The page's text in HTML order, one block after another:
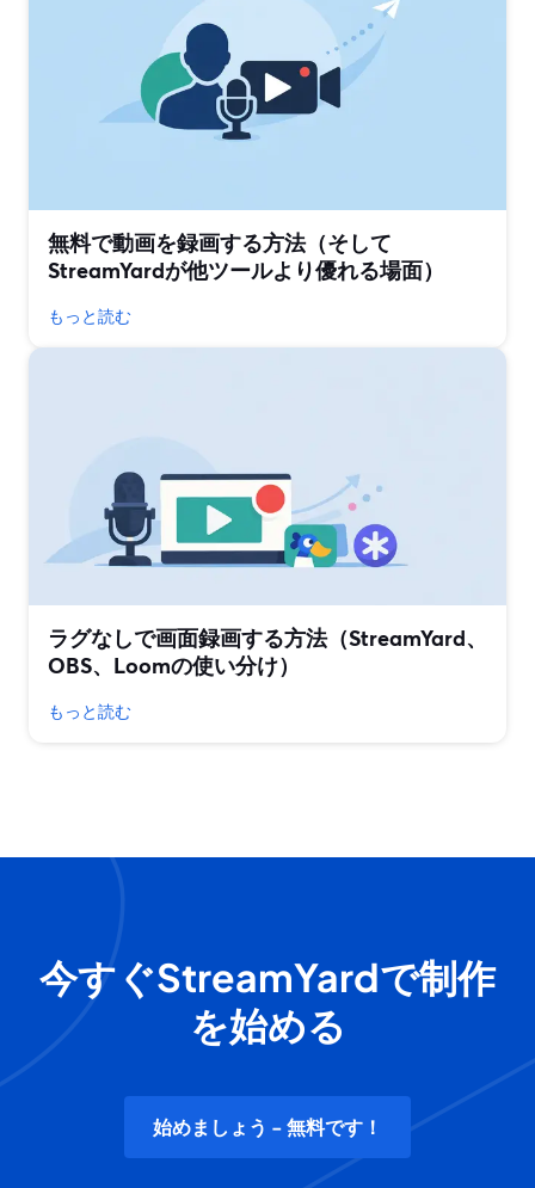
無料で動画を録画する方法（そして
StreamYardが他ツールより優れる場面）
もっと読む
ラグなしで画面録画する方法（StreamYard、
OBS、Loomの使い分け）
もっと読む
今すぐStreamYardで制作
を始める
始めましょう - 無料です！